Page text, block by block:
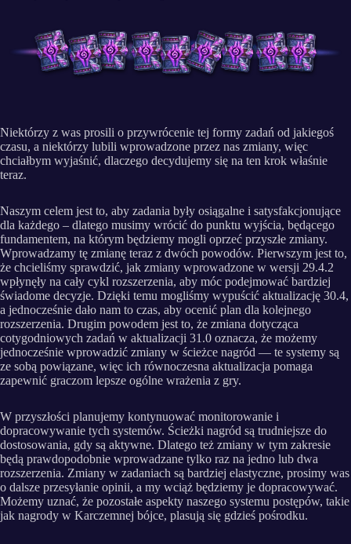
Niektórzy z was prosili o przywrócenie tej formy zadań od jakiegoś
czasu, a niektórzy lubili wprowadzone przez nas zmiany, więc
chciałbym wyjaśnić, dlaczego decydujemy się na ten krok właśnie
teraz.
Naszym celem jest to, aby zadania były osiągalne i satysfakcjonujące
dla każdego – dlatego musimy wrócić do punktu wyjścia, będącego
fundamentem, na którym będziemy mogli oprzeć przyszłe zmiany.
Wprowadzamy tę zmianę teraz z dwóch powodów. Pierwszym jest to,
że chcieliśmy sprawdzić, jak zmiany wprowadzone w wersji 29.4.2
wpłynęły na cały cykl rozszerzenia, aby móc podejmować bardziej
świadome decyzje. Dzięki temu mogliśmy wypuścić aktualizację 30.4,
a jednocześnie dało nam to czas, aby ocenić plan dla kolejnego
rozszerzenia. Drugim powodem jest to, że zmiana dotycząca
cotygodniowych zadań w aktualizacji 31.0 oznacza, że możemy
jednocześnie wprowadzić zmiany w ścieżce nagród — te systemy są
ze sobą powiązane, więc ich równoczesna aktualizacja pomaga
zapewnić graczom lepsze ogólne wrażenia z gry.
W przyszłości planujemy kontynuować monitorowanie i
dopracowywanie tych systemów. Ścieżki nagród są trudniejsze do
dostosowania, gdy są aktywne. Dlatego też zmiany w tym zakresie
będą prawdopodobnie wprowadzane tylko raz na jedno lub dwa
rozszerzenia. Zmiany w zadaniach są bardziej elastyczne, prosimy was
o dalsze przesyłanie opinii, a my wciąż będziemy je dopracowywać.
Możemy uznać, że pozostałe aspekty naszego systemu postępów, takie
jak nagrody w Karczemnej bójce, plasują się gdzieś pośrodku.